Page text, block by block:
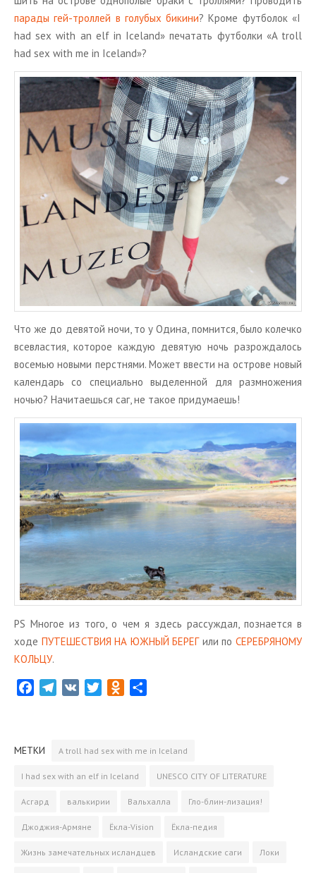
па­ра­ды гей-трол­лей в го­лу­бых би­ки­ни? Кроме фут­бо­лок «I
had sex with an elf in Iceland» пе­ча­тать фут­бол­ки «A troll
had sex with me in Iceland»?
Что же до де­вя­той ночи, то у Одина, пом­нит­ся, было ко­леч­ко
все­вла­стия, ко­то­рое каж­дую де­вя­тую ночь раз­рож­да­лось
во­се­мью но­вы­ми перст­ня­ми. Может вве­сти на ост­ро­ве новый
ка­лен­дарь со спе­ци­аль­но вы­де­лен­ной для раз­мно­же­ния
ночью? На­чи­та­ешь­ся саг, не такое при­ду­ма­ешь!
PS Мно­гое из того, о чем я здесь рас­суж­дал, по­зна­ет­ся в
ходе ПУ­ТЕ­ШЕ­СТВИЯ НА ЮЖНЫЙ БЕРЕГили поСЕ­РЕБ­РЯ­НО­МУ
КОЛЬ­ЦУ.
b
o
k
g
r
t
e
k
l
s
s
i
р
в
и
ь
МЕТКИ A troll had sex with me in Iceland
I had sex with an elf in Iceland UNESCO CITY OF LITERATURE
Асгард валькирии Вальхалла Гло-блин-лизация!
Джоджия-Армяне Ёкла-Vision Ёкла-педия
Жизнь замечательных исландцев Исландские саги Локи